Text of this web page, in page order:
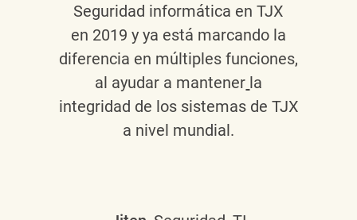
Seguridad informática en TJX
en 2019 y ya está marcando la
diferencia en múltiples funciones,
al ayudar a mantener la
integridad de los sistemas de TJX
a nivel mundial.